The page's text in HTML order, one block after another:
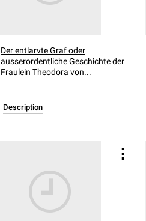
Der entlarvte Graf oder
ausserordentliche Geschichte der
Fraulein Theodora von...
Description